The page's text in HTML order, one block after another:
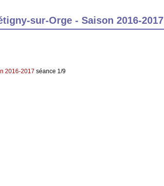
sur-Orge - Saison 2016-2017
2016-2017 séance 1/9